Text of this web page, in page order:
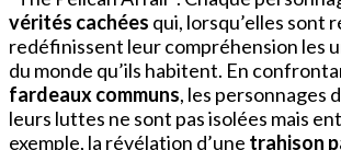
vérités cachées qui, lorsqu’elles sont
redéfinissent leur compréhension les
du monde qu’ils habitent. En
fardeaux communs, les personnages
leurs luttes ne sont pas isolées mais
exemple, la révélation d’une trahison